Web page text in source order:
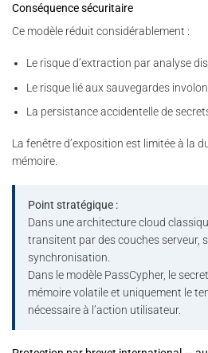
Conséquence sécuritaire
Ce modèle réduit considérablement :
Le risque d’extraction par analyse
Le risque lié aux sauvegardes
La persistance accidentelle de
La fenêtre d’exposition est limitée à la
mémoire.
Point stratégique :
Dans une architecture cloud
transitent par des couches serveur,
synchronisation.
Dans le modèle PassCypher, le
mémoire volatile et uniquement le
nécessaire à l’action utilisateur.